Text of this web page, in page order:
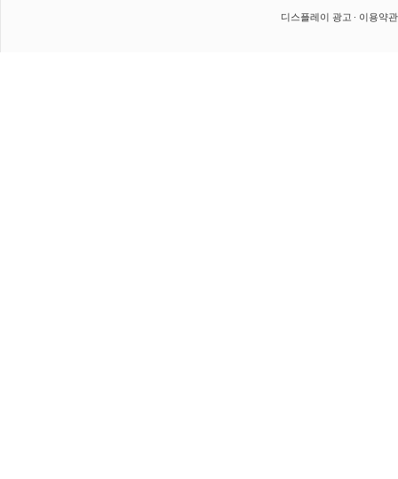
디스플레이 광고 이용약관